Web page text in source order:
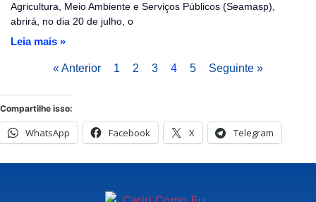
Agricultura, Meio Ambiente e Serviços Públicos (Seamasp),
abrirá, no dia 20 de julho, o
Leia mais »
« Anterior 1 2 3 4 5 Seguinte »
Compartilhe isso:
WhatsApp Facebook X Telegram